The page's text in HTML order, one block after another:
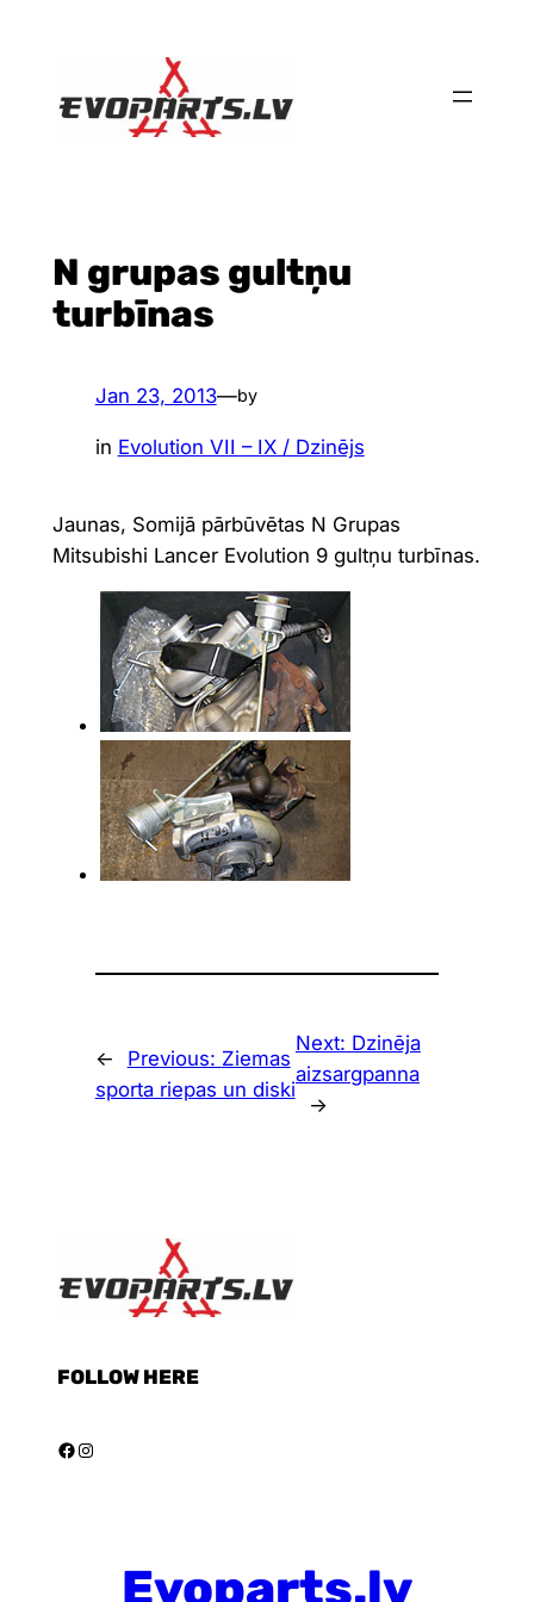
N grupas gultņu
turbīnas
Jan 23, 2013—by
in Evolution VII – IX / Dzinējs
Jaunas, Somijā pārbūvētas N Grupas
Mitsubishi Lancer Evolution 9 gultņu turbīnas.
← Previous: Ziemas
sporta riepas un diski
Next: Dzinēja
aizsargpanna
→
FOLLOW HERE
Facebook Instagram
Evoparts.lv